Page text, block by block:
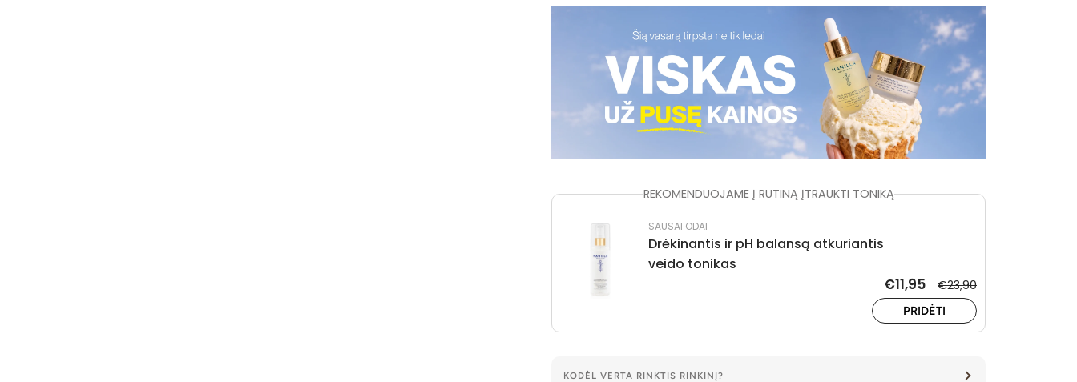
REKOMENDUOJAME Į RUTINĄ ĮTRAUKTI TONIKĄ
SAUSAI ODAI
Drėkinantis ir pH balansą atkuriantis
veido tonikas
€11,95 €23,90
KODĖL VERTA RINKTIS RINKINĮ?